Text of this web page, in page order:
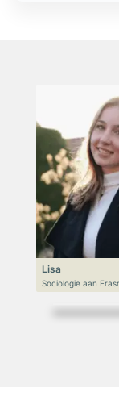
Lisa
Sociologie aan